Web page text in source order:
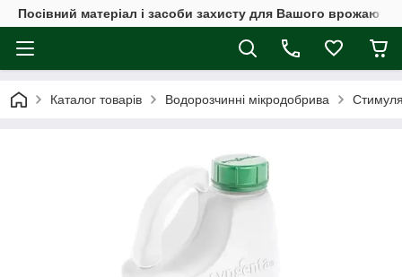
Посівний матеріал і засоби захисту для Вашого врожаю
Каталог товарів Водорозчинні мікродобрива